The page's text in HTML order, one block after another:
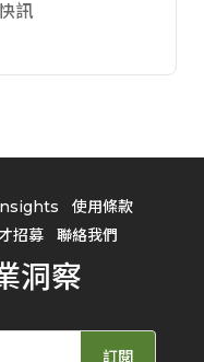
訊
使用條款
招募 聯絡我們
洞察
訂閱